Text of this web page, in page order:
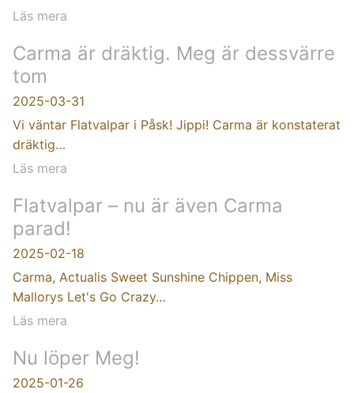
Läs mera
Carma är dräktig. Meg är dessvärre
tom
2025-03-31
Vi väntar Flatvalpar i Påsk! Jippi! Carma är konstaterat
dräktig…
Läs mera
Flatvalpar – nu är även Carma
parad!
2025-02-18
Carma, Actualis Sweet Sunshine Chippen, Miss
Mallorys Let's Go Crazy…
Läs mera
Nu löper Meg!
2025-01-26